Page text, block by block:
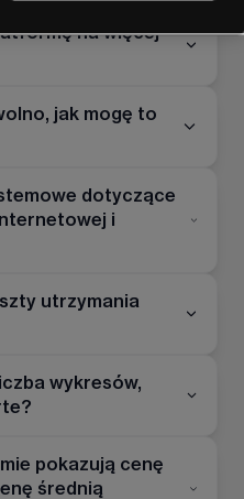
na więcej
jak mogę to
dotyczące
i
utrzymania
wykresów,
pokazują cenę
średnią